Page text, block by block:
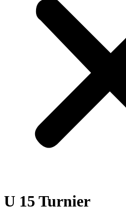
U 15 Turnier